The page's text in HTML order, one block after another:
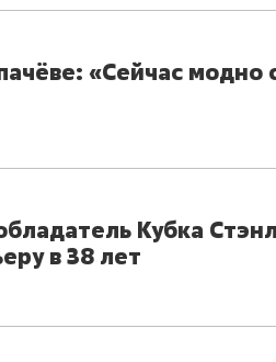
«Сейчас модно
Кубка
в 38 лет